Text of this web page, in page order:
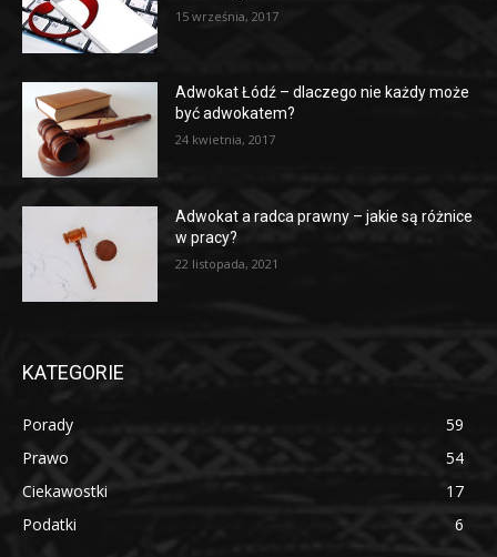
15 września, 2017
Adwokat Łódź – dlaczego nie każdy może
być adwokatem?
24 kwietnia, 2017
Adwokat a radca prawny – jakie są różnice
w pracy?
22 listopada, 2021
KATEGORIE
Porady
59
Prawo
54
Ciekawostki
17
Podatki
6